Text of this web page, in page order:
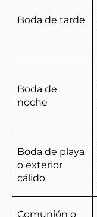
Boda de tarde
Boda de
noche
Boda de playa
o exterior
cálido
Comunión o